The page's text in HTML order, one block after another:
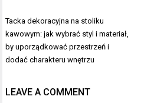
Nawigacja
wpisu
Tacka dekoracyjna na stoliku
kawowym: jak wybrać styl i materiał,
by uporządkować przestrzeń i
dodać charakteru wnętrzu
LEAVE A COMMENT